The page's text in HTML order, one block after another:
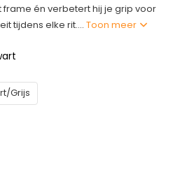
én verbetert hij je grip voor
tijdens elke rit....Toon meer
Grijs